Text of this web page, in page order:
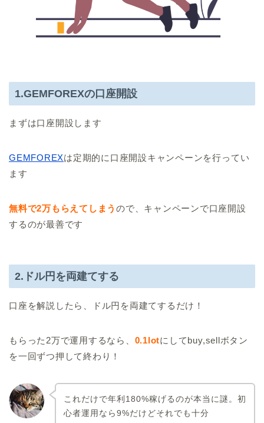
1.GEMFOREXの口座開設
まずは口座開設します
GEMFOREXは定期的に口座開設キャンペーンを行ってい
ます
無料で2万もらえてしまうので、キャンペーンで口座開設
するのが最善です
2.ドル円を両建てする
口座を解説したら、ドル円を両建てするだけ！
もらった2万で運用するなら、 0.1lotにしてbuy,sellボタン
を一回ずつ押して終わり！
これだけで年利180%稼げるのが本当に謎。初
心者運用なら9%だけどそれでも十分